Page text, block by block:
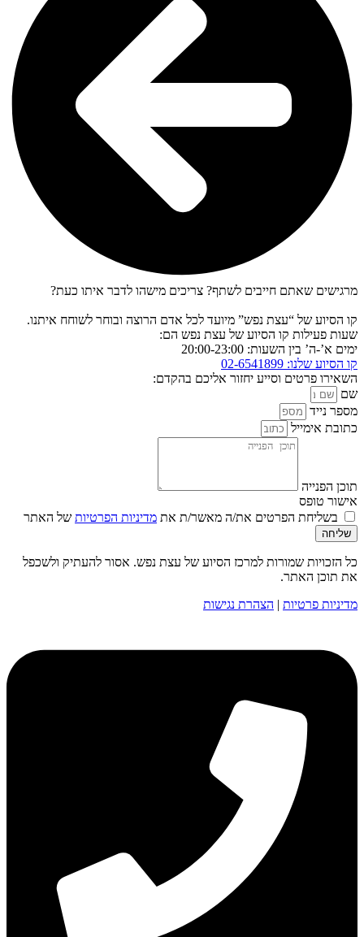
מרגישים שאתם חייבים לשתף? צריכים מישהו לדבר איתו כעת?
קו הסיוע של “עצת נפש” מיועד לכל אדם הרוצה ובוחר לשוחח איתנו.
שעות פעילות קו הסיוע של עצת נפש הם:
ימים א’-ה’ בין השעות: 20:00-23:00
קו הסיוע שלנו: 02-6541899
השאירו פרטים וסייע יחזור אליכם בהקדם:
שם
מספר נייד
כתובת אימייל
תוכן הפנייה
אישור טופס
בשליחת הפרטים את/ה מאשר/ת את מדיניות הפרטיות של האתר
שליחה
כל הזכויות שמורות למרכז הסיוע של עצת נפש. אסור להעתיק ולשכפל
את תוכן האתר.
מדיניות פרטיות | הצהרת נגישות